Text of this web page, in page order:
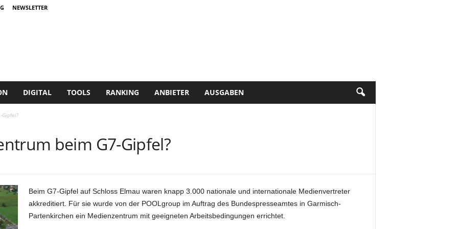
NEWSLETTER
DIGITAL TOOLS RANKING ANBIETER AUSGABEN
beim G7-Gipfel?
Beim G7-Gipfel auf Schloss Elmau waren knapp 3.000 nationale und internationale Medienvertreter
akkreditiert. Für sie wurde von der POOLgroup im Auftrag des Bundespresseamtes in Garmisch-
Partenkirchen ein Medienzentrum mit geeigneten Arbeitsbedingungen errichtet.